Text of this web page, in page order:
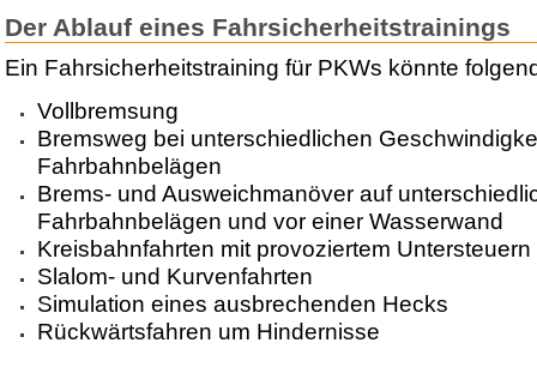
Der Ablauf eines Fahrsicherheitstrainings
Ein Fahrsicherheitstraining für PKWs könnte
Vollbremsung
Bremsweg bei unterschiedlichen
Fahrbahnbelägen
Brems- und Ausweichmanöver auf
Fahrbahnbelägen und vor einer Wasserwand
Kreisbahnfahrten mit provoziertem
Slalom- und Kurvenfahrten
Simulation eines ausbrechenden Hecks
Rückwärtsfahren um Hindernisse